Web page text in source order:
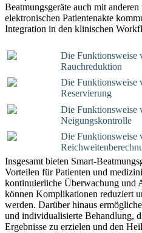
Beatmungsgeräte auch mit
elektronischen Patientenakte
Integration in den klinischen
Die Funktionsweise
Rauchreduktion
Die Funktionsweise
Reservierung
Die Funktionsweise
Neigungskontrolle
Die Funktionsweise
Insgesamt bieten Smart-
Vorteilen für Patienten und
kontinuierliche Überwachung und
können Komplikationen reduziert
werden. Darüber hinaus
und individualisierte Behandlung,
Ergebnisse zu erzielen und den